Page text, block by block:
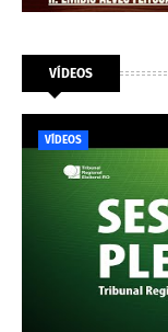
VÍDEOS
VÍDEOS